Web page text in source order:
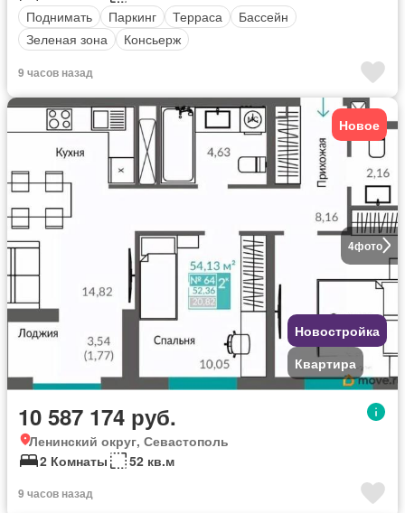
Поднимать
Паркинг Терраса
Бассейн
Зеленая зона
Консьерж
9 часов назад
4фото
Новое
Новостройка
Квартира
10 587 174 руб.
Ленинский округ, Севастополь
2 Комнаты
52 кв.м
9 часов назад